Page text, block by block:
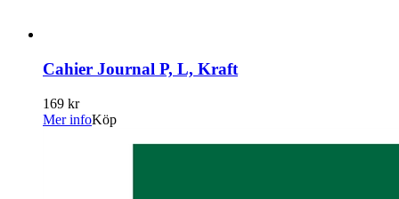
Cahier Journal P, L, Kraft
169 kr
Mer infoKöp